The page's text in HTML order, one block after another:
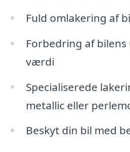
Fuld omlakering af
Forbedring af bilens
værdi
Specialiserede
metallic eller
Beskyt din bil med